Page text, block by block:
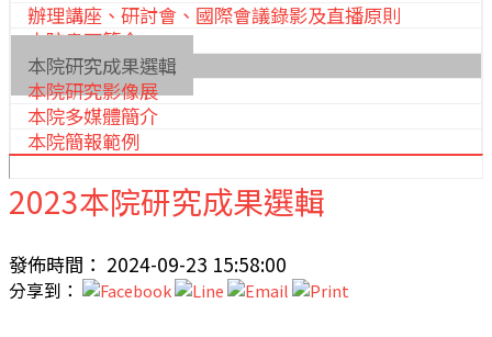
辦理講座、研討會、國際會議錄影及直播原則
本院書面簡介
本院研究成果選輯
本院研究影像展
本院多媒體簡介
本院簡報範例
2023本院研究成果選輯
發佈時間： 2024-09-23 15:58:00
分享到：